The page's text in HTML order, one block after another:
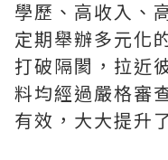
學歷、高收入、
定期舉辦多元化
打破隔閡，拉近
料均經過嚴格審
有效，大大提升